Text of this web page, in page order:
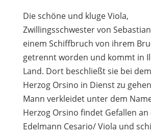
Die schöne und kluge Viola,
Zwillingsschwester von
einem Schiffbruch von ihrem
getrennt worden und kommt in
Land. Dort beschließt sie bei
Herzog Orsino in Dienst zu
Mann verkleidet unter dem
Herzog Orsino findet Gefallen
Edelmann Cesario/ Viola und